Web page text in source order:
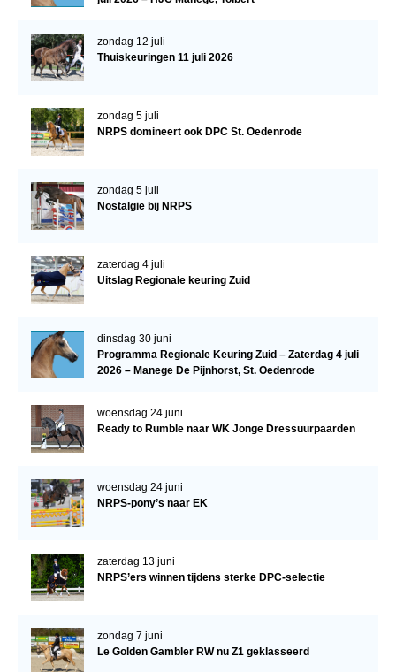
Informatie Hengstenkeuring
AANMELDEN HENGSTENKEURING ONDER HET
ZADEL 2026
Verrichtingsonderzoek NRPS
Verrichtingsonderzoek 2025-2026
Verrichtingsonderzoek 2022-2023
Verrichtingsonderzoek 2020-2021
Paard te koop
CONTACT
REGIO'S
Regio Noord
Bestuur Regio Noord
Bestuur Regio Midden
Regio West
Bestuur Regio West
Regio Zuid
zondag 12 juli
Thuiskeuringen 11 juli 2026
zondag 5 juli
NRPS domineert ook DPC St. Oedenrode
zondag 5 juli
Nostalgie bij NRPS
zaterdag 4 juli
Uitslag Regionale keuring Zuid
dinsdag 30 juni
Programma Regionale Keuring Zuid – Zaterdag 4 juli
2026 – Manege De Pijnhorst, St. Oedenrode
woensdag 24 juni
Ready to Rumble naar WK Jonge Dressuurpaarden
woensdag 24 juni
NRPS-pony’s naar EK
zaterdag 13 juni
NRPS’ers winnen tijdens sterke DPC-selectie
zondag 7 juni
Le Golden Gambler RW nu Z1 geklasseerd